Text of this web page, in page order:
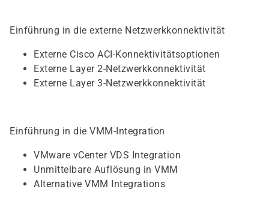
Einführung in die externe Netzwerkkonnektivität
Externe Cisco ACI-Konnektivitätsoptionen
Externe Layer 2-Netzwerkkonnektivität
Externe Layer 3-Netzwerkkonnektivität
Einführung in die VMM-Integration
VMware vCenter VDS Integration
Unmittelbare Auflösung in VMM
Alternative VMM Integrations